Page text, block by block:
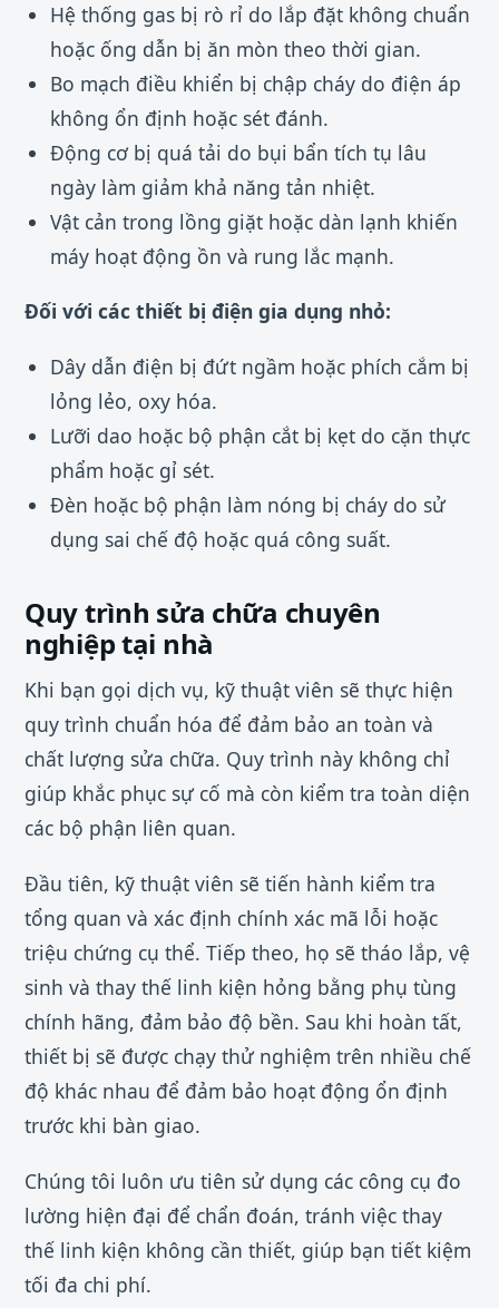
Hệ thống gas bị rò rỉ do lắp đặt không chuẩn
hoặc ống dẫn bị ăn mòn theo thời gian.
Bo mạch điều khiển bị chập cháy do điện áp
không ổn định hoặc sét đánh.
Động cơ bị quá tải do bụi bẩn tích tụ lâu
ngày làm giảm khả năng tản nhiệt.
Vật cản trong lồng giặt hoặc dàn lạnh khiến
máy hoạt động ồn và rung lắc mạnh.
Đối với các thiết bị điện gia dụng nhỏ:
Dây dẫn điện bị đứt ngầm hoặc phích cắm bị
lỏng lẻo, oxy hóa.
Lưỡi dao hoặc bộ phận cắt bị kẹt do cặn thực
phẩm hoặc gỉ sét.
Đèn hoặc bộ phận làm nóng bị cháy do sử
dụng sai chế độ hoặc quá công suất.
Quy trình sửa chữa chuyên
nghiệp tại nhà
Khi bạn gọi dịch vụ, kỹ thuật viên sẽ thực hiện
quy trình chuẩn hóa để đảm bảo an toàn và
chất lượng sửa chữa. Quy trình này không chỉ
giúp khắc phục sự cố mà còn kiểm tra toàn diện
các bộ phận liên quan.
Đầu tiên, kỹ thuật viên sẽ tiến hành kiểm tra
tổng quan và xác định chính xác mã lỗi hoặc
triệu chứng cụ thể. Tiếp theo, họ sẽ tháo lắp, vệ
sinh và thay thế linh kiện hỏng bằng phụ tùng
chính hãng, đảm bảo độ bền. Sau khi hoàn tất,
thiết bị sẽ được chạy thử nghiệm trên nhiều chế
độ khác nhau để đảm bảo hoạt động ổn định
trước khi bàn giao.
Chúng tôi luôn ưu tiên sử dụng các công cụ đo
lường hiện đại để chẩn đoán, tránh việc thay
thế linh kiện không cần thiết, giúp bạn tiết kiệm
tối đa chi phí.